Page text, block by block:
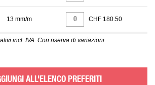
13 mm/m CHF 180.50
incl. IVA. Con riserva di variazioni.
ALL'ELENCO PREFERITI